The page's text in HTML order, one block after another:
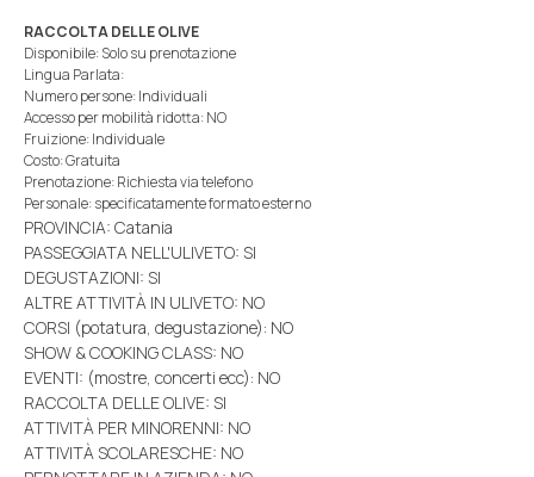
RACCOLTA DELLE OLIVE
Disponibile: Solo su prenotazione
Lingua Parlata:
Numero persone: Individuali
Accesso per mobilità ridotta: NO
Fruizione: Individuale
Costo: Gratuita
Prenotazione: Richiesta via telefono
Personale: specificatamente formato esterno
PROVINCIA: Catania
PASSEGGIATA NELL'ULIVETO: SI
DEGUSTAZIONI: SI
ALTRE ATTIVITÀ IN ULIVETO: NO
CORSI (potatura, degustazione): NO
SHOW & COOKING CLASS: NO
EVENTI: (mostre, concerti ecc): NO
RACCOLTA DELLE OLIVE: SI
ATTIVITÀ PER MINORENNI: NO
ATTIVITÀ SCOLARESCHE: NO